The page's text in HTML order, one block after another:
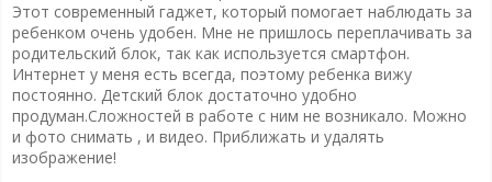
Этот современный гаджет, который помогает наблюдать за
ребенком очень удобен. Мне не пришлось переплачивать за
родительский блок, так как используется смартфон.
Интернет у меня есть всегда, поэтому ребенка вижу
постоянно. Детский блок достаточно удобно
продуман.Сложностей в работе с ним не возникало. Можно
и фото снимать , и видео. Приближать и удалять
изображение!